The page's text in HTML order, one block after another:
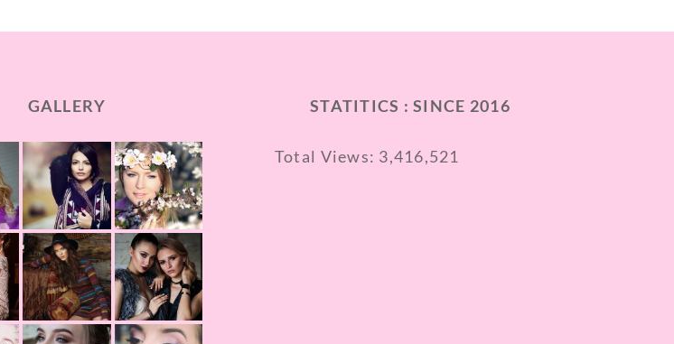
GALLERY STATITICS : SINCE 2016
Total Views: 3,416,521